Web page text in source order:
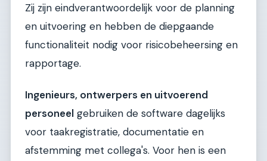
Zij zijn eindverantwoordelijk voor de planning
en uitvoering en hebben de diepgaande
functionaliteit nodig voor risicobeheersing en
rapportage.
Ingenieurs, ontwerpers en uitvoerend
personeel gebruiken de software dagelijks
voor taakregistratie, documentatie en
afstemming met collega's. Voor hen is een